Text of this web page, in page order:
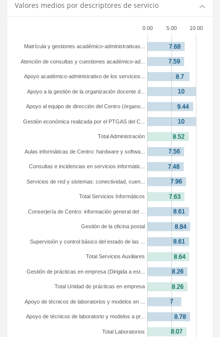
Valores medios por descriptores de servicio
0.00 5.00 10.00
Total Laboratorios
Apoyo de técnicos de laboratorio y modelos a pr...
Apoyo de técnicos de laboratorios y modelos en ...
Total Unidad de prácticas en empresa
Gestión de prácticas en empresa (Dirigida a est...
Total Servicios Auxiliares
Supervisión y control básico del estado de las ...
Gestión de la oficina postal
Conserjería de Centro: información general del ...
Total Servicios Informáticos
Servicios de red y sistemas: conectividad, cuen...
Consultas e incidencias en servicios informátic...
Aulas informáticas de Centro: hardware y softwa...
Total Administración
Gestión económica realizada por el PTGAS del C...
Apoyo al equipo de dirección del Centro (órgano...
Apoyo a la gestión de la organización docente d...
Apoyo académico-administrativo de los servicios...
Atención de consultas y cuestiones académico-ad...
Matrícula y gestiones académico-administrativas...